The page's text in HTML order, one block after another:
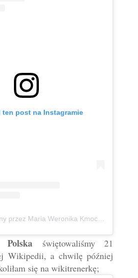
ten post na Instagramie
Post udostępniony przez Maria Weronika Kmoch 🦄 Kurpianka w wielkim świecie (@mwkmoch)
Polska świętowaliśmy 21
Wikipedii, a chwilę później
się na wikitrenerkę;